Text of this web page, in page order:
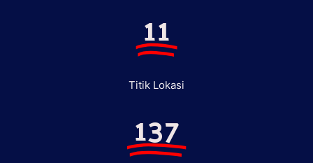
11
Titik Lokasi
137